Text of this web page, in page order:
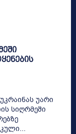
უარი
სიღრმეში